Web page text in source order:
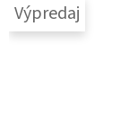
Výpredaj